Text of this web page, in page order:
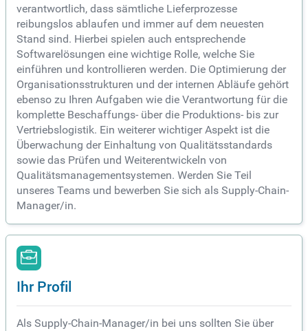
verantwortlich, dass sämtliche Lieferprozesse
reibungslos ablaufen und immer auf dem neuesten
Stand sind. Hierbei spielen auch entsprechende
Softwarelösungen eine wichtige Rolle, welche Sie
einführen und kontrollieren werden. Die Optimierung der
Organisationsstrukturen und der internen Abläufe gehört
ebenso zu Ihren Aufgaben wie die Verantwortung für die
komplette Beschaffungs- über die Produktions- bis zur
Vertriebslogistik. Ein weiterer wichtiger Aspekt ist die
Überwachung der Einhaltung von Qualitätsstandards
sowie das Prüfen und Weiterentwickeln von
Qualitätsmanagementsystemen. Werden Sie Teil
unseres Teams und bewerben Sie sich als Supply-Chain-
Manager/in.
Ihr Profil
Als Supply-Chain-Manager/in bei uns sollten Sie über